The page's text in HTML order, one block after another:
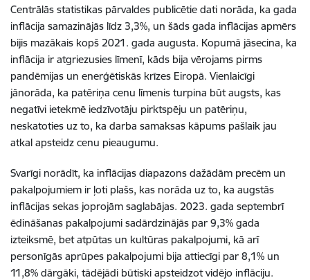
Centrālās statistikas pārvaldes publicētie dati norāda, ka gada
inflācija samazinājās līdz 3,3%, un šāds gada inflācijas apmērs
bijis mazākais kopš 2021. gada augusta. Kopumā jāsecina, ka
inflācija ir atgriezusies līmenī, kāds bija vērojams pirms
pandēmijas un enerģētiskās krīzes Eiropā. Vienlaicīgi
jānorāda, ka patēriņa cenu līmenis turpina būt augsts, kas
negatīvi ietekmē iedzīvotāju pirktspēju un patēriņu,
neskatoties uz to, ka darba samaksas kāpums pašlaik jau
atkal apsteidz cenu pieaugumu.
Svarīgi norādīt, ka inflācijas diapazons dažādām precēm un
pakalpojumiem ir ļoti plašs, kas norāda uz to, ka augstās
inflācijas sekas joprojām saglabājas. 2023. gada septembrī
ēdināšanas pakalpojumi sadārdzinājās par 9,3% gada
izteiksmē, bet atpūtas un kultūras pakalpojumi, kā arī
personīgās aprūpes pakalpojumi bija attiecīgi par 8,1% un
11,8% dārgāki, tādējādi būtiski apsteidzot vidējo inflāciju.